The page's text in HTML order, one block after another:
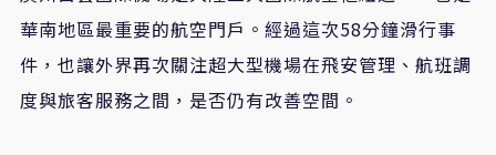
華南地區最重要的航空門戶。經過這次58分鐘滑行事
件，也讓外界再次關注超大型機場在飛安管理、航班調
度與旅客服務之間，是否仍有改善空間。